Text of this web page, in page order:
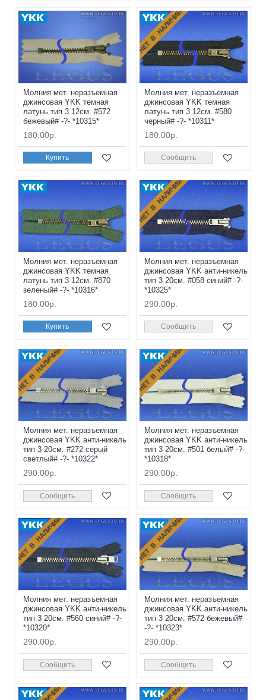
Молния мет. неразъемная
джинсовая YKK темная
латунь тип 3 12см. #572
бежевый# -?- *10315*
180.00р.
Купить
НЕТ В НАЛИЧИИ
Молния мет. неразъемная
джинсовая YKK темная
латунь тип 3 12см. #580
черный# -?- *10311*
180.00р.
Сообщить
Молния мет. неразъемная
джинсовая YKK темная
латунь тип 3 12см. #870
зеленый# -?- *10316*
180.00р.
Купить
НЕТ В НАЛИЧИИ
Молния мет. неразъемная
джинсовая YKK анти-никель
тип 3 20см. #058 синий# -?-
*10325*
290.00р.
Сообщить
НЕТ В НАЛИЧИИ
Молния мет. неразъемная
джинсовая YKK анти-никель
тип 3 20см. #272 серый
светлый# -?- *10322*
290.00р.
Сообщить
НЕТ В НАЛИЧИИ
Молния мет. неразъемная
джинсовая YKK анти-никель
тип 3 20см. #501 белый# -?-
*10318*
290.00р.
Сообщить
НЕТ В НАЛИЧИИ
Молния мет. неразъемная
джинсовая YKK анти-никель
тип 3 20см. #560 синий# -?-
*10320*
290.00р.
Сообщить
НЕТ В НАЛИЧИИ
Молния мет. неразъемная
джинсовая YKK анти-никель
тип 3 20см. #572 бежевый#
-?- *10323*
290.00р.
Сообщить